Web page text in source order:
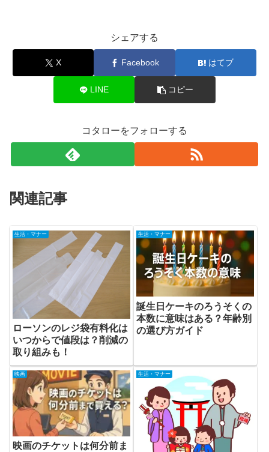
シェアする
X Facebook はてブ
LINE コピー
コタローをフォローする
関連記事
生活・マナー
ローソンのレジ袋有料化は
いつからで値段は？削減の
取り組みも！
生活・マナー
誕生日ケーキのろうそくの
本数に意味はある？年齢別
の選び方ガイド
映画
映画のチケットは何分前ま
生活・マナー